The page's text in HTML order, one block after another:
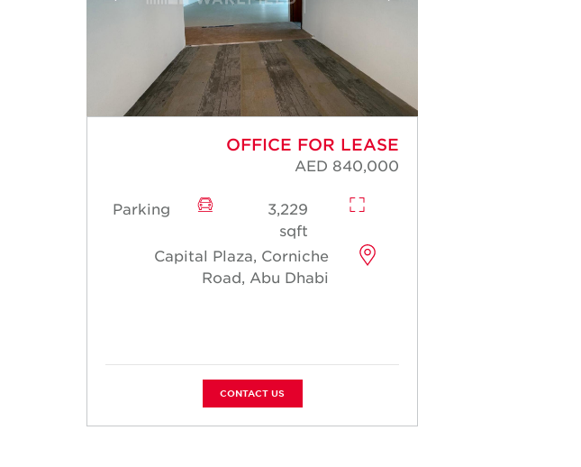
OFFICE FOR LEASE
AED 840,000
3,229
sqft
Parking
Capital Plaza, Corniche
Road, Abu Dhabi
CONTACT US